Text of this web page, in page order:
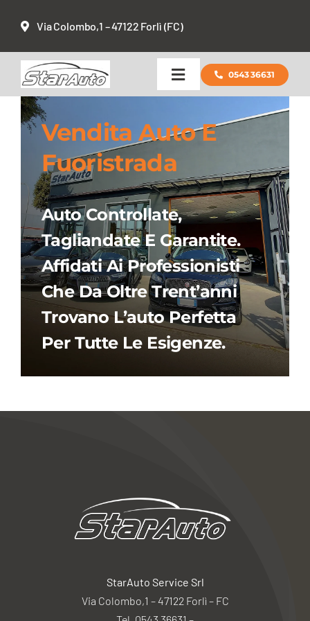
contenuto
Via Colombo,1 – 47122 Forlì (FC)
Toggle
Navigation
Chi siamo
Vendita usato
Centro Gomme
Centro assistenza
Contatti
0543 36631
Vendita Auto E
Fuoristrada
Auto Controllate,
Tagliandate E Garantite.
Affidati Ai Professionisti
Che Da Oltre Trent’anni
Trovano L’auto Perfetta
Per Tutte Le Esigenze.
StarAuto Service Srl
Via Colombo,1 – 47122 Forlì – FC